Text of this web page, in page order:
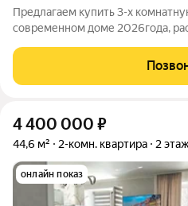
Предлагаем купить 3-х
современном доме 2026года,
доступности улицы: Штеменко,
Еременко. Общая площадь: 59,30
4 400 000 ₽
44,6 м² 2-комн. квартира 2
онлайн показ